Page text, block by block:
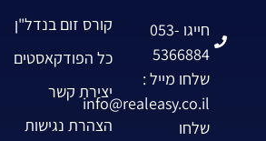
חייגו 053-
5366884
שלחו מייל :
info@realeasy.co.il
שלחו
קורס זום בנדל"ן
כל הפודקאסטים
יצירת קשר
הצהרת נגישות